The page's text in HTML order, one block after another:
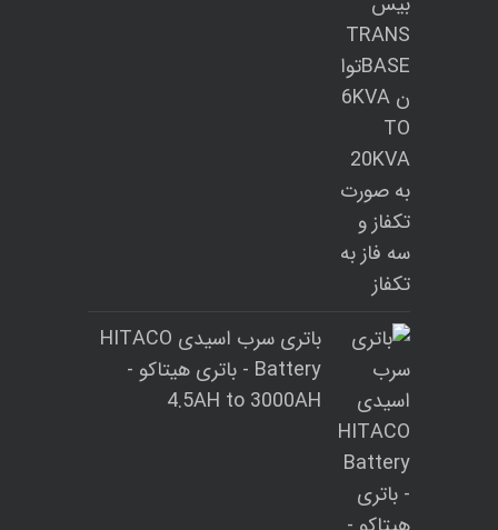
باتری سرب اسیدی HITACO
Battery - باتری هیتاکو -
4.5AH to 3000AH